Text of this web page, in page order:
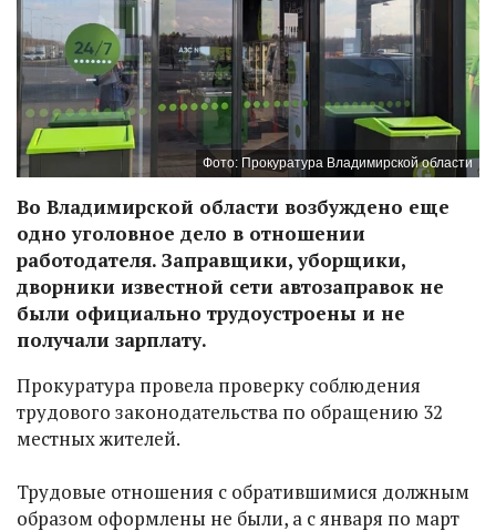
Фото: Прокуратура Владимирской области
Во Владимирской области возбуждено еще
одно уголовное дело в отношении
работодателя. Заправщики, уборщики,
дворники известной сети автозаправок не
были официально трудоустроены и не
получали зарплату.
Прокуратура провела проверку соблюдения
трудового законодательства по обращению 32
местных жителей.
Трудовые отношения с обратившимися должным
образом оформлены не были, а с января по март